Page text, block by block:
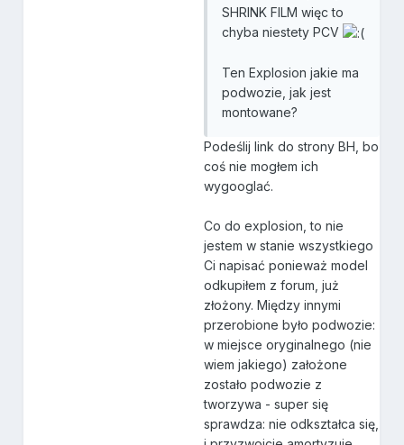
SHRINK FILM więc to
chyba niestety PCV
Ten Explosion jakie ma
podwozie, jak jest
montowane?
Podeślij link do strony BH, bo
coś nie mogłem ich
wygooglać.
Co do explosion, to nie
jestem w stanie wszystkiego
Ci napisać ponieważ model
odkupiłem z forum, już
złożony. Między innymi
przerobione było podwozie:
w miejsce oryginalnego (nie
wiem jakiego) założone
zostało podwozie z
tworzywa - super się
sprawdza: nie odkształca się,